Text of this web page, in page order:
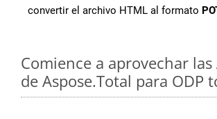
convertir el archivo HTML al formato
Comience a aprovechar las
de Aspose.Total para ODP